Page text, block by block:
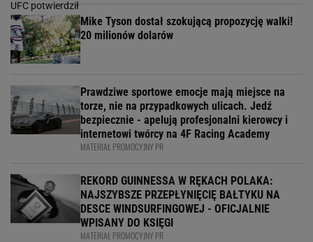
Mike Tyson dostał szokującą propozycję walki!
20 milionów dolarów
Prawdziwe sportowe emocje mają miejsce na
torze, nie na przypadkowych ulicach. Jedź
bezpiecznie - apelują profesjonalni kierowcy i
internetowi twórcy na 4F Racing Academy
MATERIAŁ PROMOCYJNY PR
REKORD GUINNESSA W RĘKACH POLAKA:
NAJSZYBSZE PRZEPŁYNIĘCIĘ BAŁTYKU NA
DESCE WINDSURFINGOWEJ - OFICJALNIE
WPISANY DO KSIĘGI
MATERIAŁ PROMOCYJNY PR